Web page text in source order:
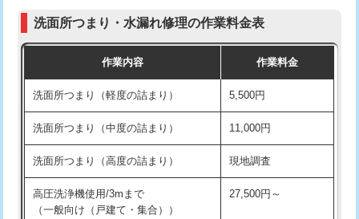
モルタル補修（厚さ10㎝まで） 27,500円
モルタル補修（厚さ10㎝超え） 38,500円
洗面台設置 38,500円
バスタブ設置 現場見積
追加人工 16,500円
（P/S/ポップアップ））
交換・取付（その他部品） 11,000円+材料費
持込商品取付（単水栓） 13,200円
持込商品取付（混合水栓） 16,500円
持込商品取付（浄水器・分岐水栓） 16,500円
給水管工事※（ホール加工) 16,500円
給水管工事※（バンド止め)
洗面所つまり・水漏れ修理の作業料金表
作業内容 作業料金
洗面所つまり（軽度の詰まり） 5,500円
洗面所つまり（中度の詰まり） 11,000円
洗面所つまり（高度の詰まり） 現地調査
高圧洗浄機使用/3mまで
（一般向け（戸建て・集合））
27,500円～